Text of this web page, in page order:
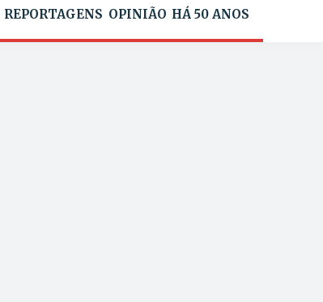
REPORTAGENS OPINIÃO HÁ 50 ANOS